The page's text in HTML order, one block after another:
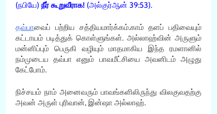
(நபியே) நீர் கூறுவீராக! (அல்குர்ஆன் 39:53).
தவ்பாவைப் பற்றிய சத்தியமார்க்கம்.காம் தளப் பதிவையும்
கட்டாயம் படித்துக் கொள்ளுங்கள். அல்லாஹ்வின் அருளும்
மன்னிப்பும் பெருகி வழியும் மாதமாகிய இந்த ரமளானில்
நம்முடைய தவ்பா எனும் பாவமீட்சியை அவனிடம் அழுது
கேட்போம்.
நிச்சயம் நாம் அனைவரும் பாவங்களிலிருந்து விலகுவதற்கு
அவன் அருள் புரிவான், இன்ஷா அல்லாஹ்.